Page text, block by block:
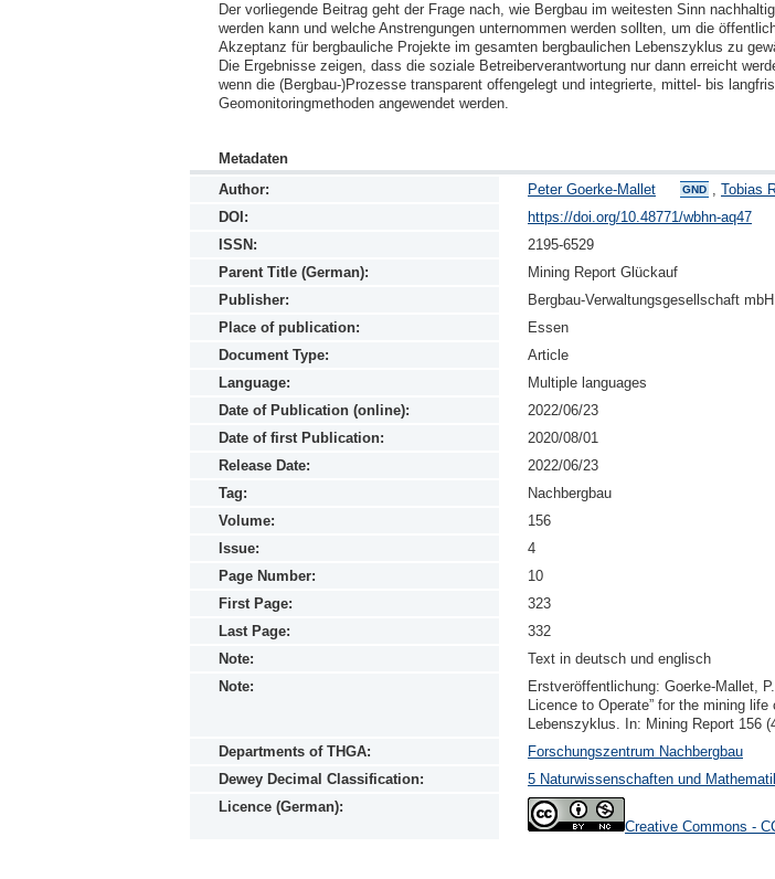
Der vorliegende Beitrag geht der Frage nach, wie Bergbau im weitesten Sinn
werden kann und welche Anstrengungen unternommen werden sollten, um die
Akzeptanz für bergbauliche Projekte im gesamten bergbaulichen Lebenszyklus zu
Die Ergebnisse zeigen, dass die soziale Betreiberverantwortung nur dann erreicht
wenn die (Bergbau-)Prozesse transparent offengelegt und integrierte, mittel- bis
Geomonitoringmethoden angewendet werden.
Metadaten
Author:
Peter Goerke-Mallet GND Tobias
DOI:
https://doi.org/10.48771/wbhn-aq47
ISSN:
2195-6529
Parent Title (German):
Mining Report Glückauf
Publisher:
Bergbau-Verwaltungsgesellschaft mbH
Place of publication:
Essen
Document Type:
Article
Language:
Multiple languages
Date of Publication (online):
2022/06/23
Date of first Publication:
2020/08/01
Release Date:
2022/06/23
Tag:
Nachbergbau
Volume:
156
Issue:
4
Page Number:
10
First Page:
323
Last Page:
332
Note:
Text in deutsch und englisch
Note:
Erstveröffentlichung: Goerke-Mallet,
Licence to Operate” for the mining
Lebenszyklus. In: Mining Report 156
Departments of THGA:
Forschungszentrum Nachbergbau
Dewey Decimal Classification:
5 Naturwissenschaften und
Licence (German):
Creative Commons -